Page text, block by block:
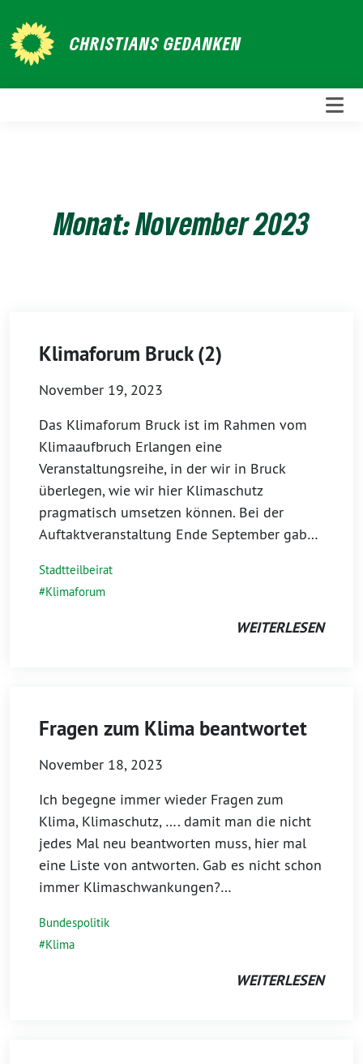
zum
Inhalt
CHRISTIANS GEDANKEN
Monat:November 2023
Klimaforum Bruck (2)
November 19, 2023
Das Klimaforum Bruck ist im Rahmen vom
Klimaaufbruch Erlangen eine
Veranstaltungsreihe, in der wir in Bruck
überlegen, wie wir hier Klimaschutz
pragmatisch umsetzen können. Bei der
Auftaktveranstaltung Ende September gab…
Stadtteilbeirat
Klimaforum
WEITERLESEN
Fragen zum Klima beantwortet
November 18, 2023
Ich begegne immer wieder Fragen zum
Klima, Klimaschutz, …. damit man die nicht
jedes Mal neu beantworten muss, hier mal
eine Liste von antworten. Gab es nicht schon
immer Klimaschwankungen?…
Bundespolitik
Klima
WEITERLESEN